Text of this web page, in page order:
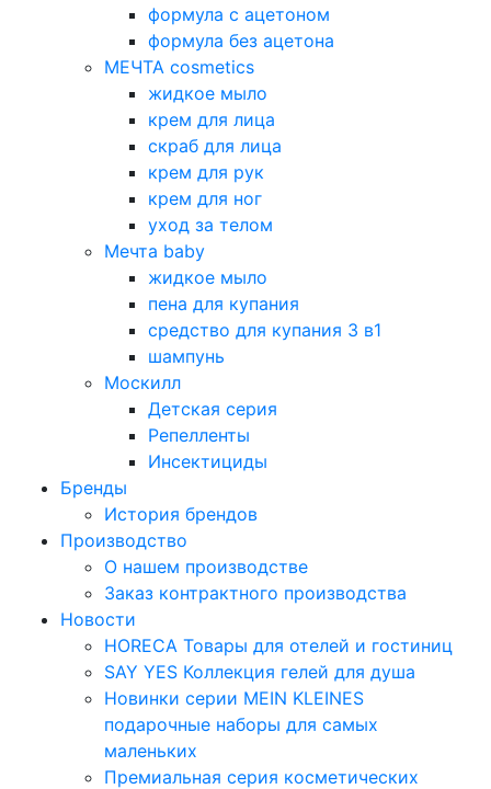
формула с ацетоном
формула без ацетона
МЕЧТА cosmetics
жидкое мыло
крем для лица
скраб для лица
крем для рук
крем для ног
уход за телом
Мечта baby
жидкое мыло
пена для купания
средство для купания 3 в1
шампунь
Москилл
Детская серия
Репелленты
Инсектициды
Бренды
История брендов
Производство
О нашем производстве
Заказ контрактного производства
Новости
HORECA Товары для отелей и гостиниц
SAY YES Коллекция гелей для душа
Новинки серии MEIN KLEINES
подарочные наборы для самых
маленьких
Премиальная серия косметических